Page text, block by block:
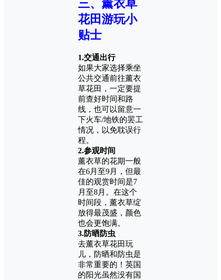
三、薰衣草
花田游玩小
贴士
1.交通出行
如果大家选择乘坐
公共交通前往薰衣
草花田，一定要提
前查好时间和路
线，也可以留意一
下火车/地铁的罢工
情况，以免耽误行
程。
2.参观时间
薰衣草的花期一般
在6月至9月，但最
佳的观赏时间是7
月至8月。在这个
时间段，薰衣草绽
放得最茂盛，颜色
也会更饱满。
3.防晒防虫
去薰衣草花田玩
儿，防晒和防虫是
非常重要的！英国
的阳光虽然没有国